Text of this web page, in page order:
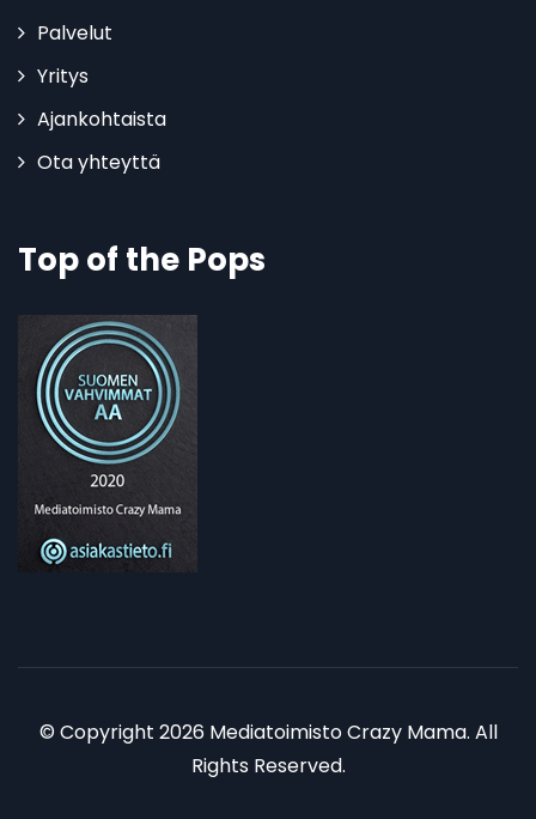
Palvelut
Yritys
Ajankohtaista
Ota yhteyttä
Top of the Pops
© Copyright 2026 Mediatoimisto Crazy Mama. All
Rights Reserved.